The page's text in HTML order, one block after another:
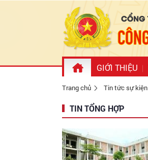
GIỚI THIỆU
Trang chủ Tin tức sự kiện
TIN TỔNG HỢP